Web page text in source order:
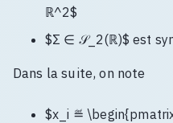
ℝ^2$
$Σ ∈ 𝒮_2(ℝ)$ est
Dans la suite, on note
$x_i ≝